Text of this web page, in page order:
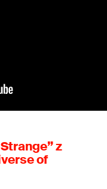
z
of